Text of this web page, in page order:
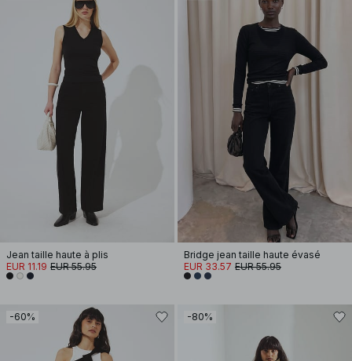
Jean taille haute à plis
EUR 11.19 EUR 55.95
Bridge jean taille haute évasé
EUR 33.57 EUR 55.95
-60% -80%